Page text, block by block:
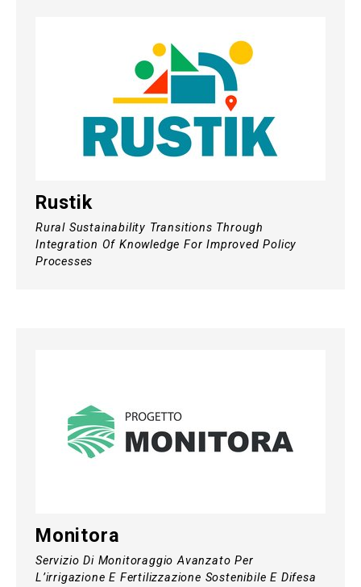
Rustik
Rural Sustainability Transitions Through
Integration Of Knowledge For Improved Policy
Processes
Monitora
Servizio Di Monitoraggio Avanzato Per
L’irrigazione E Fertilizzazione Sostenibile E Difesa